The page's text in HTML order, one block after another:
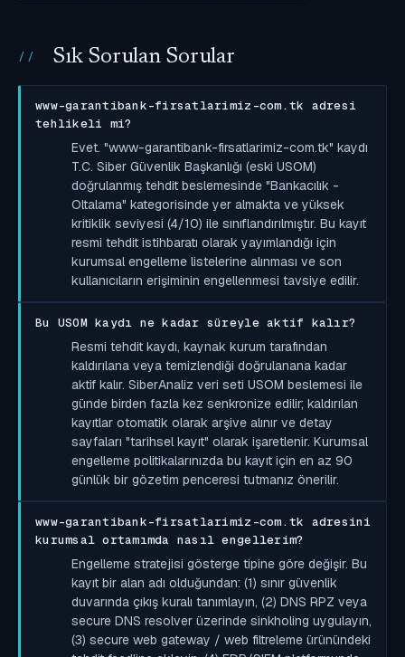
Sık Sorulan Sorular
www-garantibank-firsatlarimiz-com.tk adresi
tehlikeli mi?
Evet. "www-garantibank-firsatlarimiz-com.tk" kaydı
T.C. Siber Güvenlik Başkanlığı (eski USOM)
doğrulanmış tehdit beslemesinde "Bankacılık -
Oltalama" kategorisinde yer almakta ve yüksek
kritiklik seviyesi (4/10) ile sınıflandırılmıştır. Bu kayıt
resmi tehdit istihbaratı olarak yayımlandığı için
kurumsal engelleme listelerine alınması ve son
kullanıcıların erişiminin engellenmesi tavsiye edilir.
Bu USOM kaydı ne kadar süreyle aktif kalır?
Resmi tehdit kaydı, kaynak kurum tarafından
kaldırılana veya temizlendiği doğrulanana kadar
aktif kalır. SiberAnaliz veri seti USOM beslemesi ile
günde birden fazla kez senkronize edilir; kaldırılan
kayıtlar otomatik olarak arşive alınır ve detay
sayfaları "tarihsel kayıt" olarak işaretlenir. Kurumsal
engelleme politikalarınızda bu kayıt için en az 90
günlük bir gözetim penceresi tutmanız önerilir.
www-garantibank-firsatlarimiz-com.tk adresini
kurumsal ortamımda nasıl engellerim?
Engelleme stratejisi gösterge tipine göre değişir. Bu
kayıt bir alan adı olduğundan: (1) sınır güvenlik
duvarında çıkış kuralı tanımlayın, (2) DNS RPZ veya
secure DNS resolver üzerinde sinkholing uygulayın,
(3) secure web gateway / web filtreleme ürünündeki